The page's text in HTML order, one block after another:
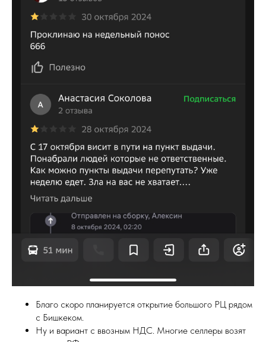
Благо скоро планируется открытие большого РЦ рядом
с Бишкеком.
Ну и вариант с ввозным НДС. Многие селлеры возят